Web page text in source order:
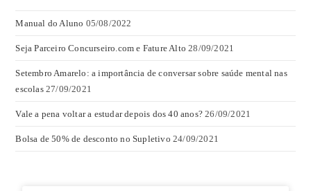
Manual do Aluno 05/08/2022
Seja Parceiro Concurseiro.com e Fature Alto 28/09/2021
Setembro Amarelo: a importância de conversar sobre saúde mental nas
escolas 27/09/2021
Vale a pena voltar a estudar depois dos 40 anos? 26/09/2021
Bolsa de 50% de desconto no Supletivo 24/09/2021